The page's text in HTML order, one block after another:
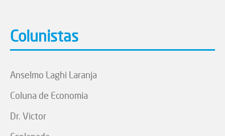
Colunistas
Anselmo Laghi Laranja
Coluna de Economia
Dr. Victor